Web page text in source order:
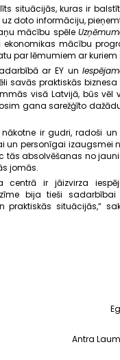
situācijās, kuras ir
doto informāciju,
mācību spēle
mācību
par lēmumiem ar
ar EY un
savās praktiskās
visā Latvijā, būs vēl
gana sarežģīto
ir gudri, radoši
un personīgai
tās absolvēšanas no
jomās.
centrā ir jāizvirza
bija tieši
situācijās,“
Antra